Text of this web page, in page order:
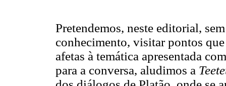
Pretendemos, neste editorial,
conhecimento, visitar pontos
afetas à temática apresentada
para a conversa, aludimos a